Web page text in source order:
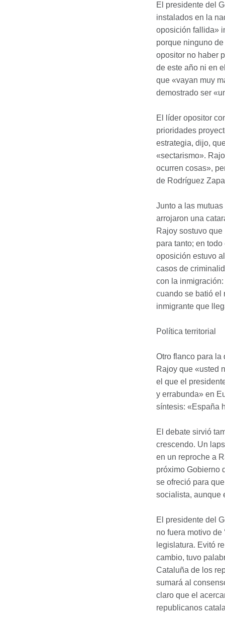
El presidente del
instalados en la
oposición fallida»
porque ninguno
opositor no haber
de este año ni en
que «vayan muy
demostrado ser
El líder opositor
prioridades
estrategia, dijo,
«sectarismo».
ocurren cosas»,
de Rodríguez
Junto a las
arrojaron una
Rajoy sostuvo
para tanto; en
oposición estuvo
casos de
con la
cuando se batió el
inmigrante que
Política territorial
Otro flanco para la
Rajoy que «usted
el que el
y errabunda» en
síntesis: «España
El debate sirvió
crescendo. Un
en un reproche a
próximo Gobierno
se ofreció para
socialista, aunque
El presidente del
no fuera motivo de
legislatura. Evitó
cambio, tuvo
Cataluña de los
sumará al
claro que el
republicanos